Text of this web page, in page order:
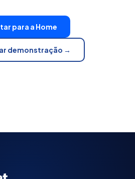
para a Home
demonstração →